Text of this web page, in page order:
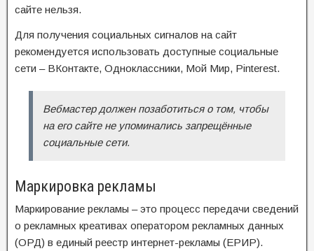
сайте нельзя.
Для получения социальных сигналов на сайт
рекомендуется использовать доступные социальные
сети – ВКонтакте, Одноклассники, Мой Мир, Pinterest.
Вебмастер должен позаботиться о том, чтобы
на его сайте не упоминались запрещённые
социальные сети.
Маркировка рекламы
Маркирование рекламы – это процесс передачи сведений
о рекламных креативах оператором рекламных данных
(ОРД) в единый реестр интернет-рекламы (ЕРИР).